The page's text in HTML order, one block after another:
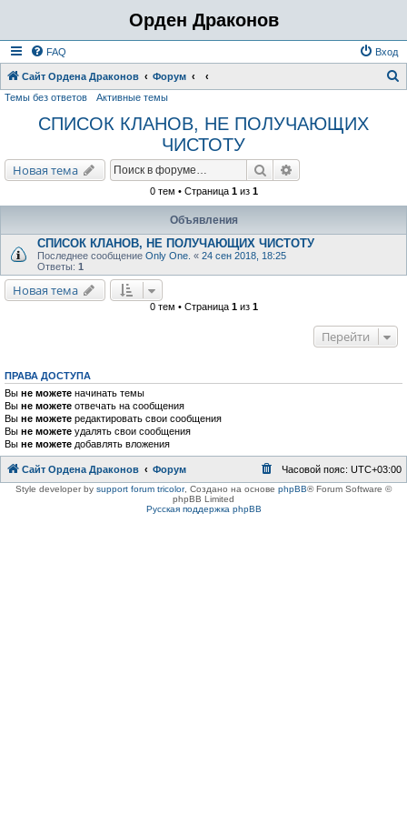
Орден Драконов
FAQ Вход
Сайт Ордена Драконов Форум
Темы без ответов Активные темы
СПИСОК КЛАНОВ, НЕ ПОЛУЧАЮЩИХ
ЧИСТОТУ
Новая тема Поиск
0 тем • Страница 1из 1
Объявления
СПИСОК КЛАНОВ, НЕ ПОЛУЧАЮЩИХ ЧИСТОТУ
Последнее сообщение Only One. « 24 сен 2018, 18:25
Ответы: 1
Новая тема
0 тем • Страница 1из 1
Перейти
ПРАВА ДОСТУПА
Вы не можете начинать темы
Вы не можете отвечать на сообщения
Вы не можете редактировать свои сообщения
Вы не можете удалять свои сообщения
Вы не можете добавлять вложения
Сайт Ордена Драконов Форум Часовой пояс: UTC+03:00
Style developer by support forum tricolor, Создано на основе phpBB® Forum Software ©
phpBB Limited
Русская поддержка phpBB